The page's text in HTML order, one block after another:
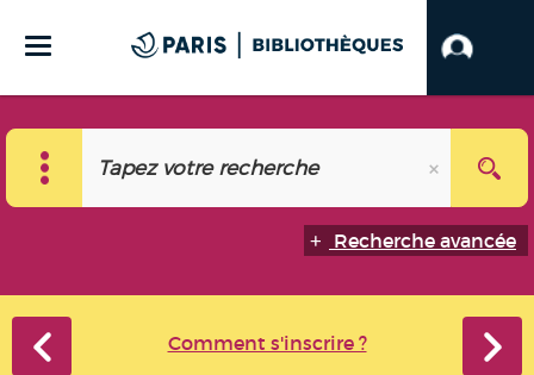
Recherche avancée
Comment s'inscrire ?